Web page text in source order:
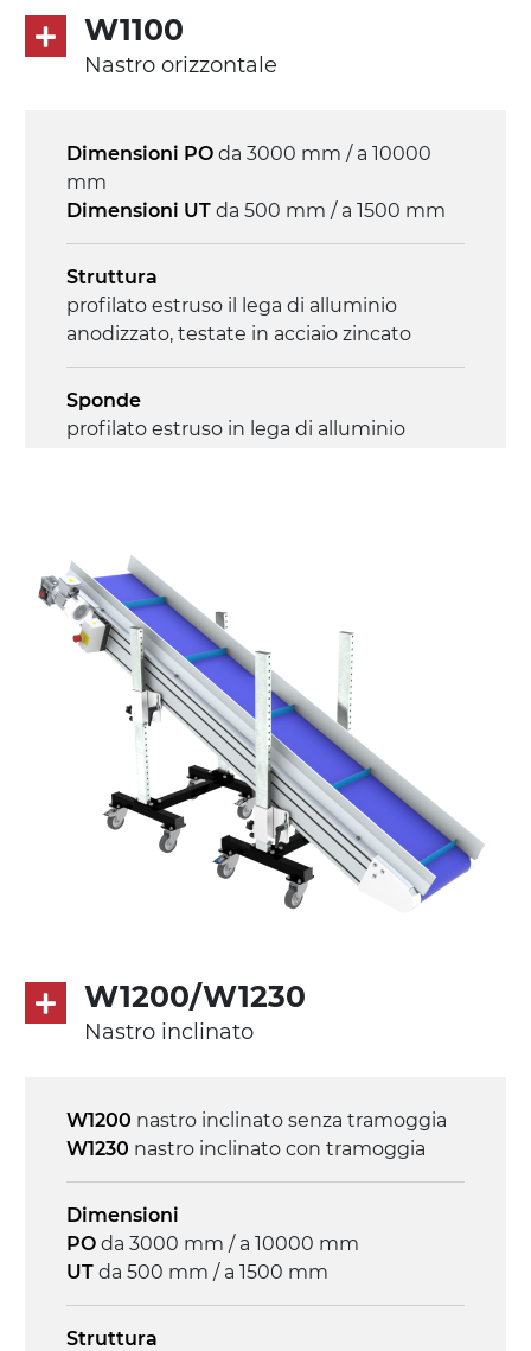
asincrono trifase multi tensione
230/400Vac-50Hz-3F
Controllo
W1100
Nastro orizzontale
Dimensioni PO da 3000 mm / a 10000
mm
Dimensioni UT da 500 mm / a 1500 mm
Struttura
profilato estruso il lega di alluminio
anodizzato, testate in acciaio zincato
Sponde
profilato estruso in lega di alluminio
cannocchiali in lega di alluminio
pressofuso, gambe in tubolare in metallo
zincato, piedini di livellamento
Tappeto
PU superficie blue opaco
Trasmissione
diretta in traino (lato sinistro), motore
asincrono trifase multi tensione
230/400Vac-50Hz-3F
on/off, E-Stop, protezione termica motore
W1200/W1230
Nastro inclinato
W1200 nastro inclinato senza tramoggia
W1230 nastro inclinato con tramoggia
Dimensioni
PO da 3000 mm / a 10000 mm
UT da 500 mm / a 1500 mm
Struttura